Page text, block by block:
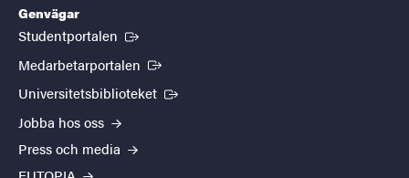
Genvägar
Studentportalen (Extern länk)
Medarbetarportalen (Extern länk)
Universitetsbiblioteket (Extern länk)
Jobba hos oss
Press och media